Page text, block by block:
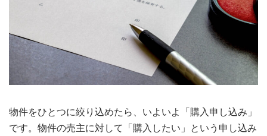
物件をひとつに絞り込めたら、いよいよ「購入申し込み」
です。物件の売主に対して「購入したい」という申し込み